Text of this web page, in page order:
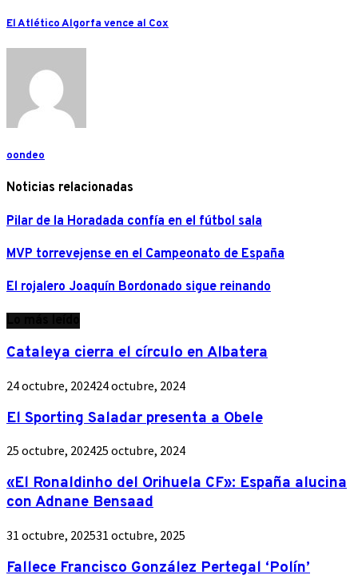
El Atlético Algorfa vence al Cox
oondeo
Noticias relacionadas
Pilar de la Horadada confía en el fútbol sala
MVP torrevejense en el Campeonato de España
El rojalero Joaquín Bordonado sigue reinando
Cataleya cierra el círculo en Albatera
24 octubre, 202424 octubre, 2024
El Sporting Saladar presenta a Obele
25 octubre, 202425 octubre, 2024
«El Ronaldinho del Orihuela CF»: España alucina
con Adnane Bensaad
31 octubre, 202531 octubre, 2025
Fallece Francisco González Pertegal ‘Polín’